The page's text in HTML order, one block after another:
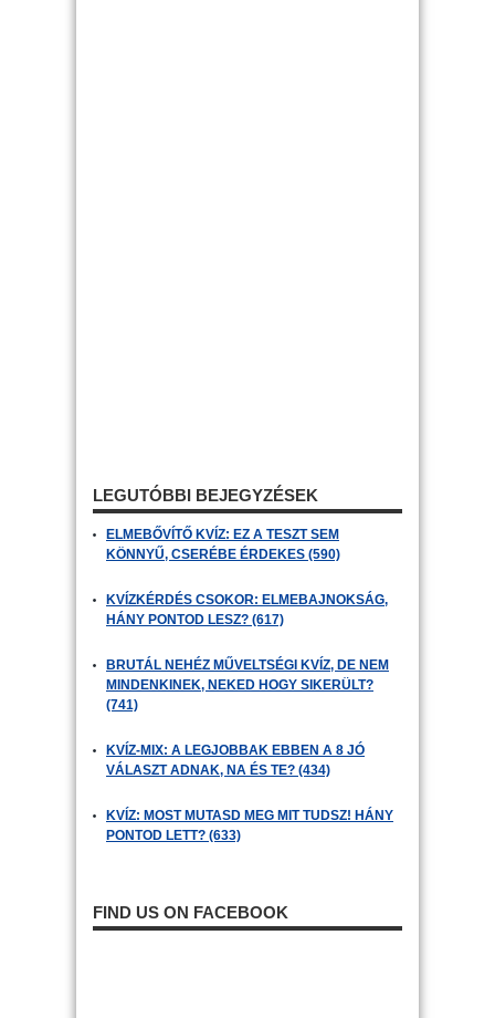
LEGUTÓBBI BEJEGYZÉSEK
ELMEBŐVÍTŐ KVÍZ: EZ A TESZT SEM
KÖNNYŰ, CSERÉBE ÉRDEKES (590)
KVÍZKÉRDÉS CSOKOR: ELMEBAJNOKSÁG,
HÁNY PONTOD LESZ? (617)
BRUTÁL NEHÉZ MŰVELTSÉGI KVÍZ, DE NEM
MINDENKINEK, NEKED HOGY SIKERÜLT?
(741)
KVÍZ-MIX: A LEGJOBBAK EBBEN A 8 JÓ
VÁLASZT ADNAK, NA ÉS TE? (434)
KVÍZ: MOST MUTASD MEG MIT TUDSZ! HÁNY
PONTOD LETT? (633)
FIND US ON FACEBOOK